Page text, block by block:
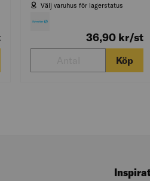
Välj varuhus för lagerstatus
36,90 kr/st
Köp